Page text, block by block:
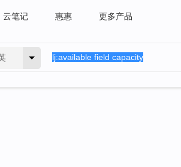
云笔记 惠惠 更多产品